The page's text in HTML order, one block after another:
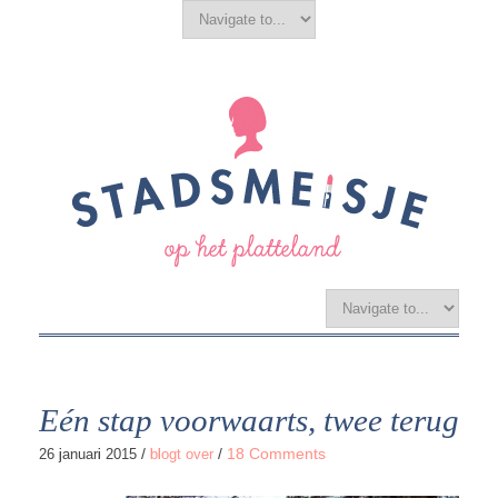
Eén stap voorwaarts, twee terug
26 januari 2015/ blogt over/ 18 Comments